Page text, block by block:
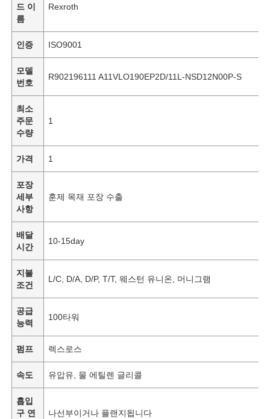
드 이
름
Rexroth
인증 ISO9001
모델
번호
R902196111 A11VLO190EP2D/11L-NSD12N00P-S
최소
주문
수량
1
가격 1
포장
세부
사항
훈제 목재 포장 수출
배달
시간
10-15day
지불
조건
L/C, D/A, D/P, T/T, 웨스턴 유니온, 머니그램
공급
능력
100타워
펌프 렉스로스
속도 유압유, 물 에틸렌 글리콜
흡입
구 연
나선부이거나 플랜지됩니다